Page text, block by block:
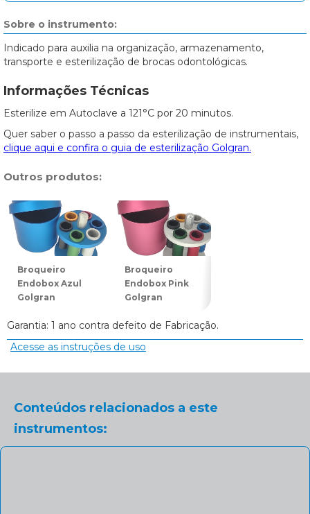
Sobre o instrumento:
Indicado para auxilia na organização, armazenamento,
transporte e esterilização de brocas odontológicas.
Informações Técnicas
Esterilize em Autoclave a 121°C por 20 minutos.
Quer saber o passo a passo da esterilização de instrumentais,
clique aqui e confira o guia de esterilização Golgran.
Outros produtos:
Broqueiro
Endobox Azul
Golgran
Broqueiro
Endobox Pink
Golgran
Garantia: 1 ano contra defeito de Fabricação.
Acesse as instruções de uso
Conteúdos relacionados a este
instrumentos: